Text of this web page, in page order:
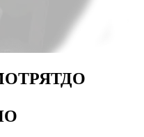
ДО